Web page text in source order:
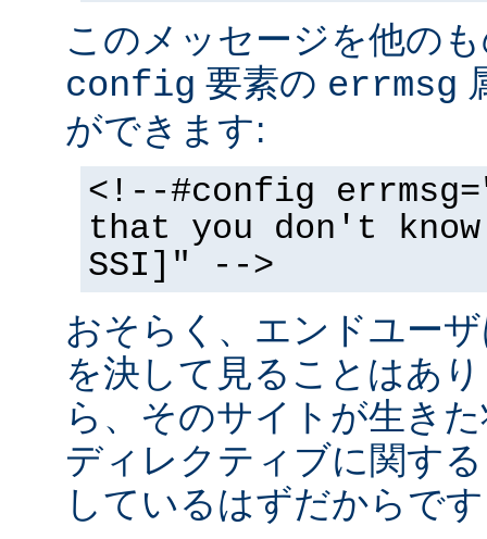
このメッセージを他の
config 要素の errmsg
ができます:
<!--#config
that you don't
SSI]" -->
おそらく、エンドユー
を決して見ることはあ
ら、そのサイトが生き
ディレクティブに関す
しているはずだからで